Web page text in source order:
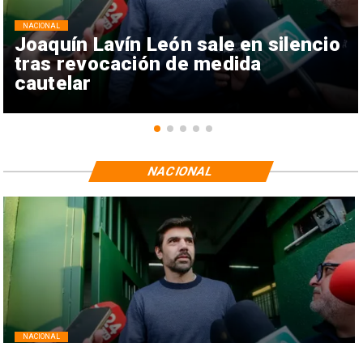
Joaquín Lavín León sale en silencio
tras revocación de medida
cautelar
NACIONAL
NACIONAL
NACIONAL